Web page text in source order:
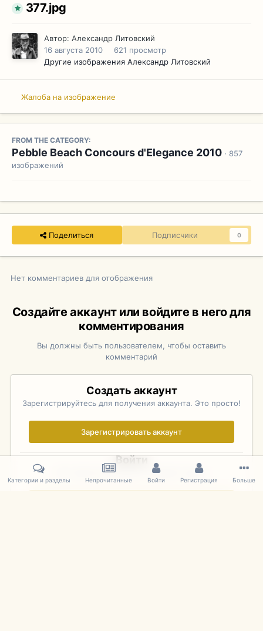
377.jpg
Автор: Александр Литовский
16 августа 2010
621 просмотр
Другие изображения Александр Литовский
Жалоба на изображение
FROM THE CATEGORY:
Pebble Beach Concours d'Elegance 2010 · 857
изображений
Поделиться Подписчики 0
Нет комментариев для отображения
Создайте аккаунт или войдите в него для
комментирования
Вы должны быть пользователем, чтобы оставить
комментарий
Создать аккаунт
Зарегистрируйтесь для получения аккаунта. Это просто!
Зарегистрировать аккаунт
Войти
Уже зарегистрированы? Войдите здесь.
Категории и разделы Непрочитанные Войти Регистрация Больше